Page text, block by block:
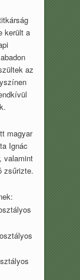
került a
az
magyar
Ignác
valamint
zsűrizte.